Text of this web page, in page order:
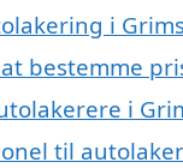
i
bestemme
i
til